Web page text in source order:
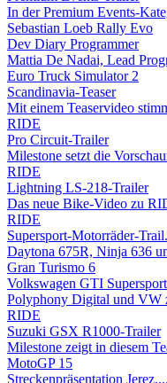
In der Premium Events-
Sebastian Loeb Rally Evo
Dev Diary Programmer
Mattia De Nadai, Lead
Euro Truck Simulator 2
Scandinavia-Teaser
Mit einem Teaservideo
RIDE
Pro Circuit-Trailer
Milestone setzt die
RIDE
Lightning LS-218-Trailer
Das neue Bike-Video zu
RIDE
Supersport-Motorräder-
Daytona 675R, Ninja 636
Gran Turismo 6
Volkswagen GTI
Polyphony Digital und VW
RIDE
Suzuki GSX R1000-Trailer
Milestone zeigt in diesem
MotoGP 15
Streckenpräsentation Jerez,...